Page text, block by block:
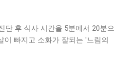
단 후 식사 시간을 5분에서 20분으
이 빠지고 소화가 잘되는 '느림의